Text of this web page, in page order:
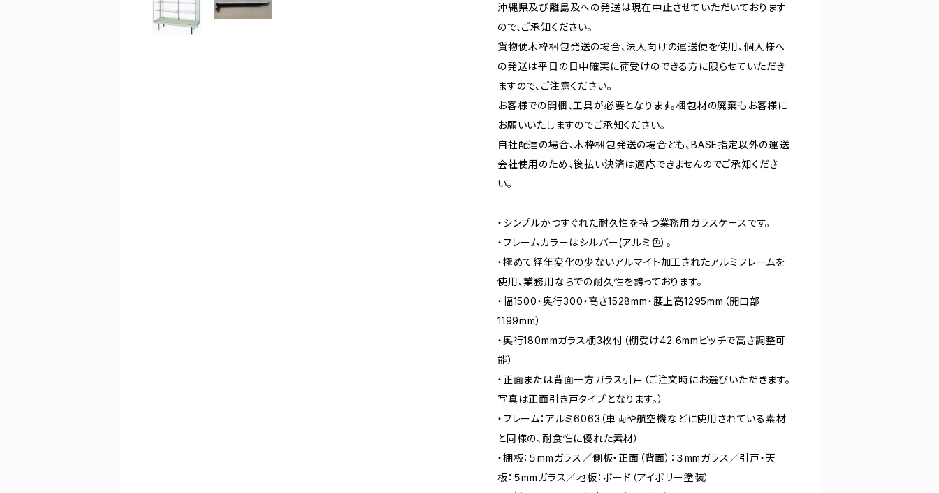
沖縄県及び離島及への発送は現在中止させていただいております
ので、ご承知ください。
貨物便木枠梱包発送の場合、法人向けの運送便を使用、個人様へ
の発送は平日の日中確実に荷受けのできる方に限らせていただき
ますので、ご注意ください。
お客様での開梱、工具が必要となります。梱包材の廃棄もお客様に
お願いいたしますのでご承知ください。
自社配達の場合、木枠梱包発送の場合とも、BASE指定以外の運送
会社使用のため、後払い決済は適応できませんのでご承知くださ
い。
・シンプルかつすぐれた耐久性を持つ業務用ガラスケースです。
・フレームカラーはシルバー(アルミ色）。
・極めて経年変化の少ないアルマイト加工されたアルミフレームを
使用、業務用ならでの耐久性を誇っております。
・幅1500・奥行300・高さ1528mm・腰上高1295mm（開口部
1199mm）
・奥行180mmガラス棚3枚付（棚受け42.6mmピッチで高さ調整可
能）
・正面または背面一方ガラス引戸（ご注文時にお選びいただきます。
写真は正面引き戸タイプとなります。）
・フレーム：アルミ6063（車両や航空機などに使用されている素材
と同様の、耐食性に優れた素材）
・棚板：５mmガラス／側板・正面（背面）：３mmガラス／引戸・天
板：５mmガラス／地板：ボード（アイボリー塗装）